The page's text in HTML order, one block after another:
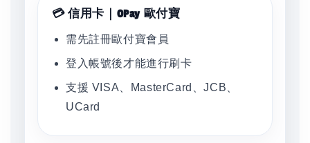
💳 信用卡｜OPay 歐付寶
需先註冊歐付寶會員
登入帳號後才能進行刷卡
支援 VISA、MasterCard、JCB、
UCard